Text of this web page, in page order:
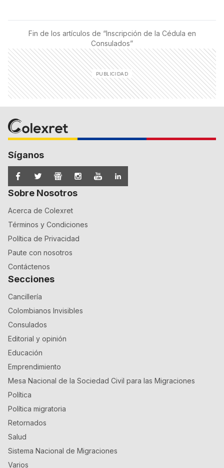
Fin de los artículos de “Inscripción de la Cédula en
Consulados”
Síganos
Sobre Nosotros
Acerca de Colexret
Términos y Condiciones
Política de Privacidad
Paute con nosotros
Contáctenos
Secciones
Cancillería
Colombianos Invisibles
Consulados
Editorial y opinión
Educación
Emprendimiento
Mesa Nacional de la Sociedad Civil para las Migraciones
Política
Política migratoria
Retornados
Salud
Sistema Nacional de Migraciones
Varios